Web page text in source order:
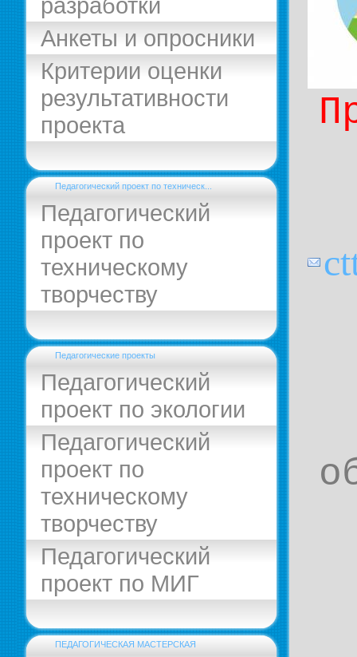
Анкеты и опросники
Критерии оценки
результативности
проекта
Педагогический проект по техническ...
Педагогический
проект по
техническому
творчеству
Педагогические проекты
Педагогический
проект по экологии
Педагогический
проект по
техническому
творчеству
Педагогический
проект по МИГ
ПЕДАГОГИЧЕСКАЯ МАСТЕРСКАЯ